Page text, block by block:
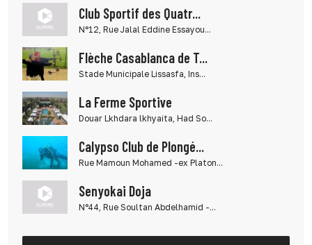
Club Sportif des Quatr...
N°12, Rue Jalal Eddine Essayou...
Flèche Casablanca de T...
Stade Municipale Lissasfa, Ins...
La Ferme Sportive
Douar Lkhdara lkhyaita, Had So...
Calypso Club de Plongé...
Rue Mamoun Mohamed -ex Platon...
Senyokai Doja
N°44, Rue Soultan Abdelhamid -...